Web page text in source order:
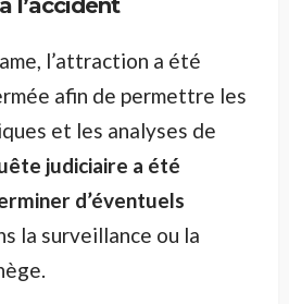
l’accident
l’attraction a été
afin de permettre les
et les analyses de
judiciaire a été
d’éventuels
la surveillance ou la